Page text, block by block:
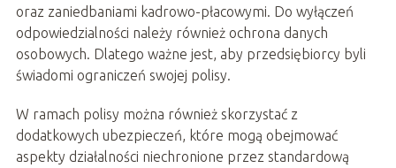
oraz zaniedbaniami kadrowo-płacowymi. Do wyłączeń
odpowiedzialności należy również ochrona danych
osobowych. Dlatego ważne jest, aby przedsiębiorcy byli
świadomi ograniczeń swojej polisy.
W ramach polisy można również skorzystać z
dodatkowych ubezpieczeń, które mogą obejmować
aspekty działalności niechronione przez standardową